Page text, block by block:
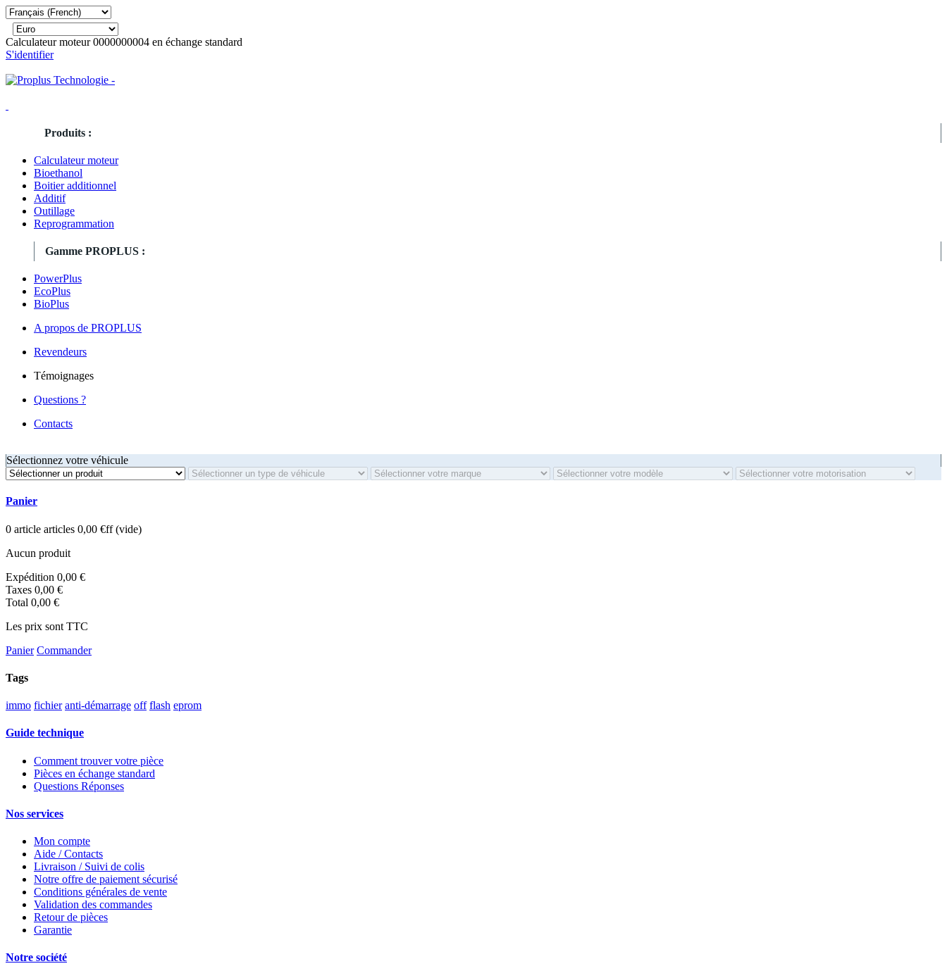
Calculateur moteur 0000000004 en échange standard
S'identifier
Produits :
Calculateur moteur
Bioethanol
Boitier additionnel
Additif
Outillage
Reprogrammation
Gamme PROPLUS :
PowerPlus
EcoPlus
BioPlus
A propos de PROPLUS
Revendeurs
Témoignages
Questions ?
Contacts
Sélectionnez votre véhicule
Panier
0 article articles 0,00 €ff (vide)
Aucun produit
Expédition 0,00 €
Taxes 0,00 €
Total 0,00 €
Les prix sont TTC
Panier Commander
Tags
immo fichier anti-démarrage off flash eprom
Guide technique
Comment trouver votre pièce
Pièces en échange standard
Questions Réponses
Nos services
Mon compte
Aide / Contacts
Livraison / Suivi de colis
Notre offre de paiement sécurisé
Conditions générales de vente
Validation des commandes
Retour de pièces
Garantie
Notre société